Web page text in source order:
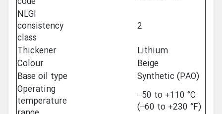
NLGI
consistency
class
2
Thickener
Lithium
Colour
Beige
Base oil type
Synthetic (PAO)
Operating
temperature
–50 to +110 °C
(–60 to +230 °F)